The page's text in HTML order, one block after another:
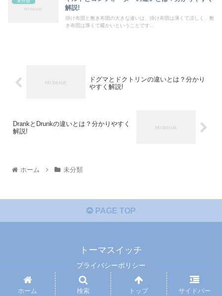
未分類
解説!
掛け布団と敷き布団の大きな違いは、掛け布団は薄くて涼しく、敷
き布団は厚くて暖かいということです...
ドグマとドクトリンの違いとは？分かり
やすく解説!
DrankとDrunkの違いとは？分かりやすく
解説!
ホーム 未分類
PAGE TOP
トーマスイッチ
プライバシーポリシー
© 2014 トーマスイッチ.
ホーム 検索 トップ サイドバー